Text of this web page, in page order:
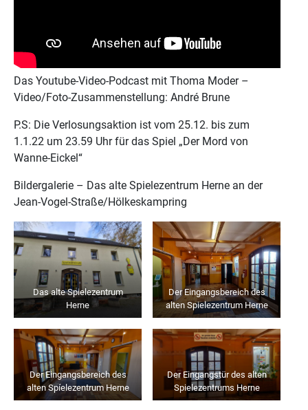
Das Youtube-Video-Podcast mit Thoma Moder –
Video/Foto-Zusammenstellung: André Brune
P.S: Die Verlosungsaktion ist vom 25.12. bis zum
1.1.22 um 23.59 Uhr für das Spiel „Der Mord von
Wanne-Eickel“
Bildergalerie – Das alte Spielezentrum Herne an der
Jean-Vogel-Straße/Hölkeskampring
Das alte Spielezentrum
Herne
Der Eingangsbereich des
alten Spielezentrum Herne
Der Eingangsbereich des
alten Spíelezentrum Herne
Der Eingangstür des alten
Spielezentrums Herne